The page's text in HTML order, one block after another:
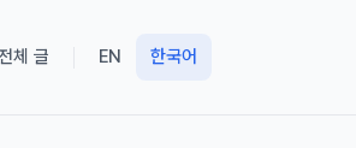
체 글 EN 한국어